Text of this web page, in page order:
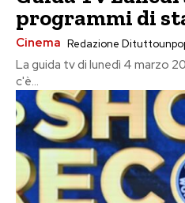
programmi di
Cinema Redazione
La guida tv di lunedì 4 marzo
c'è...